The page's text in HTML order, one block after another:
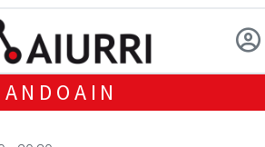
ANDOAIN